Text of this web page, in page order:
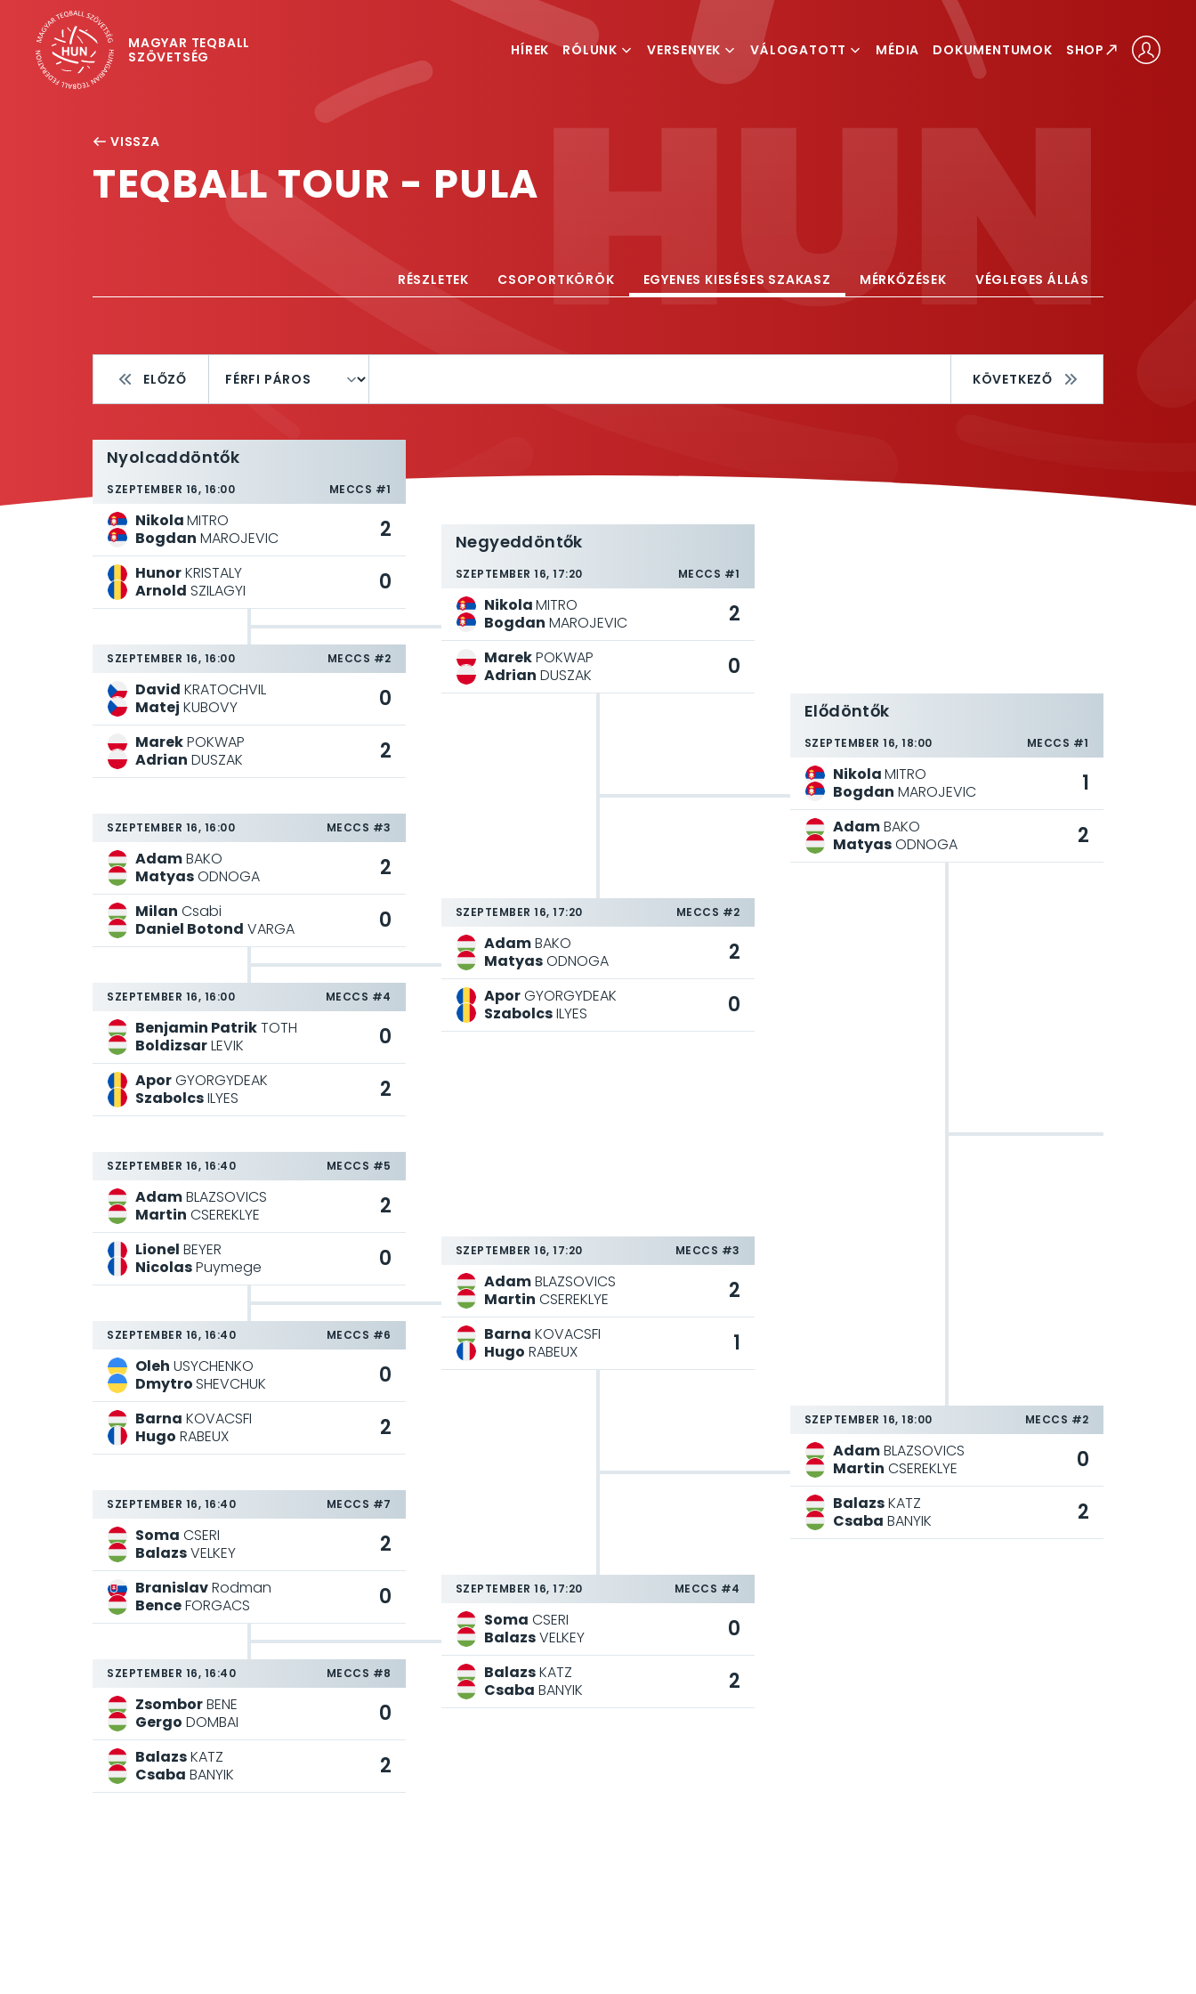
MAGYAR TEQBALL
SZÖVETSÉG
HÍREK RÓLUNK VERSENYEK VÁLOGATOTT MÉDIA DOKUMENTUMOK SHOP
VISSZA
TEQBALL TOUR - PULA
RÉSZLETEK CSOPORTKÖRÖK EGYENES KIESÉSES SZAKASZ MÉRKŐZÉSEK VÉGLEGES ÁLLÁS
ELŐZŐ KÖVETKEZŐ
Nyolcaddöntők
SZEPTEMBER 16, 16:00 MECCS #1
NikolaMITRO
Bogdan MAROJEVIC 2
HunorKRISTALY
Arnold SZILAGYI 0
SZEPTEMBER 16, 16:00 MECCS #2
David KRATOCHVIL
Matej KUBOVY 0
MarekPOKWAP
Adrian DUSZAK 2
SZEPTEMBER 16, 16:00 MECCS #3
AdamBAKO
MatyasODNOGA 2
Milan Csabi
Daniel Botond VARGA 0
SZEPTEMBER 16, 16:00 MECCS #4
Benjamin PatrikTOTH
BoldizsarLEVIK 0
AporGYORGYDEAK
SzabolcsILYES 2
SZEPTEMBER 16, 16:40 MECCS #5
AdamBLAZSOVICS
Martin CSEREKLYE 2
Lionel BEYER
NicolasPuymege 0
SZEPTEMBER 16, 16:40 MECCS #6
Oleh USYCHENKO
Dmytro SHEVCHUK 0
Barna KOVACSFI
Hugo RABEUX 2
SZEPTEMBER 16, 16:40 MECCS #7
Soma CSERI
BalazsVELKEY 2
BranislavRodman
BenceFORGACS 0
SZEPTEMBER 16, 16:40 MECCS #8
ZsomborBENE
Gergo DOMBAI 0
BalazsKATZ
Csaba BANYIK 2
Negyeddöntők
SZEPTEMBER 16, 17:20 MECCS #1
NikolaMITRO
Bogdan MAROJEVIC 2
MarekPOKWAP
Adrian DUSZAK 0
SZEPTEMBER 16, 17:20 MECCS #2
AdamBAKO
MatyasODNOGA 2
AporGYORGYDEAK
SzabolcsILYES 0
SZEPTEMBER 16, 17:20 MECCS #3
AdamBLAZSOVICS
Martin CSEREKLYE 2
Barna KOVACSFI
Hugo RABEUX 1
SZEPTEMBER 16, 17:20 MECCS #4
Soma CSERI
BalazsVELKEY 0
BalazsKATZ
Csaba BANYIK 2
Elődöntők
SZEPTEMBER 16, 18:00 MECCS #1
NikolaMITRO
Bogdan MAROJEVIC 1
AdamBAKO
MatyasODNOGA 2
SZEPTEMBER 16, 18:00 MECCS #2
AdamBLAZSOVICS
Martin CSEREKLYE 0
BalazsKATZ
Csaba BANYIK 2